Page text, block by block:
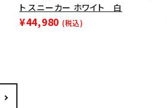
ト スニーカー ホワイト 白
¥44,980 (税込)